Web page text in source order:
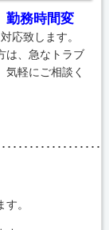
勤務時間変
応致します。
は、急なトラブ
気軽にご相談く
･････････････････
。